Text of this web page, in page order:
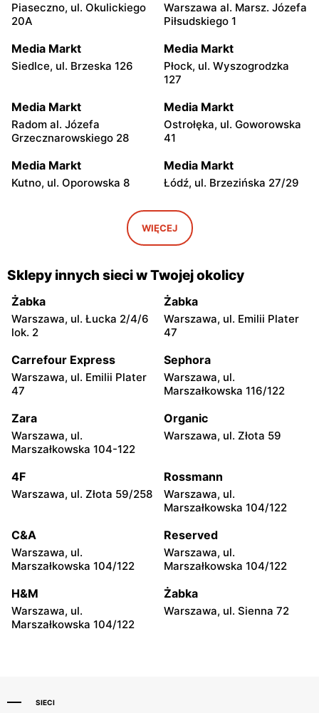
Piaseczno, ul. Okulickiego
20A
Warszawa al. Marsz. Józefa
Piłsudskiego 1
Media Markt
Siedlce, ul. Brzeska 126
Media Markt
Płock, ul. Wyszogrodzka
127
Media Markt
Radom al. Józefa
Grzecznarowskiego 28
Media Markt
Ostrołęka, ul. Goworowska
41
Media Markt
Kutno, ul. Oporowska 8
Media Markt
Łódź, ul. Brzezińska 27/29
Media Markt
Łódź, ul. Drewnowska 58
Media Markt
Łódź, ul. Pabianicka 245
Media Markt
Piotrków Trybunalski, ul.
Juliusza Słowackiego 123
Media Markt Media Markt
Media Markt
Lublin al. Wincentego
Media Markt
Olsztyn al. Generała
Media Markt
Białystok, ul. Czesława
Media Markt
Media Markt Media Markt
Inowrocław, ul. Wojska
Media Markt
Częstochowa, ul. Stefana
Media Markt
Kalisz, ul. Poznańska 121-
Media Markt
Bydgoszcz, ul. Jagiellońska
Media Markt
WIĘCEJ
Sklepy innych sieci w Twojej okolicy
Żabka
Warszawa, ul. Łucka 2/4/6
lok. 2
Żabka
Warszawa, ul. Emilii Plater
47
Carrefour Express
Warszawa, ul. Emilii Plater
47
Sephora
Warszawa, ul.
Marszałkowska 116/122
Zara
Warszawa, ul.
Marszałkowska 104-122
Organic
Warszawa, ul. Złota 59
4F
Warszawa, ul. Złota 59/258
Rossmann
Warszawa, ul.
Marszałkowska 104/122
C&A
Warszawa, ul.
Marszałkowska 104/122
Reserved
Warszawa, ul.
Marszałkowska 104/122
H&M
Warszawa, ul.
Marszałkowska 104/122
Żabka
Warszawa, ul. Sienna 72
SIECI